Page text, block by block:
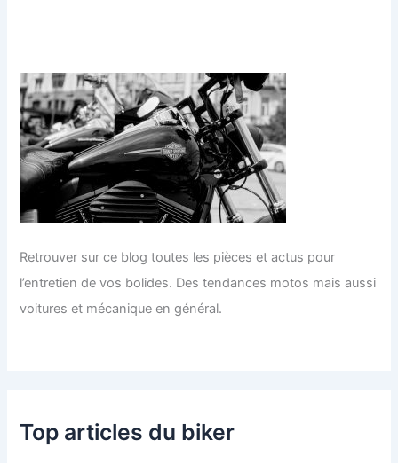
Retrouver sur ce blog toutes les pièces et actus pour
l’entretien de vos bolides. Des tendances motos mais aussi
voitures et mécanique en général.
Top articles du biker